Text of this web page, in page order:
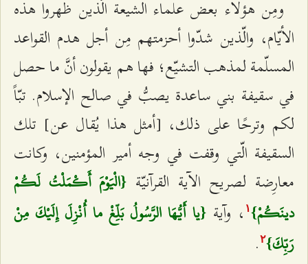
ومِن هؤلاء بعض علماء الشيعة الّذين ظهروا هذه
الأيّام، والّذين شدّوا أحزمتهم مِن أجل هدم القواعد
المسلّمة لمذهب التشيّع؛ فها هم يقولون أنَّ ما حصل
في سقيفة بني ساعدة يصبُّ في صالح الإسلام. تبّاً
لكم وترحًا على ذلك، [أمثل هذا يُقال عن] تلك
السقيفة الّتي وقفت في وجه أمير المؤمنين، وكانت
معارِضة لصريح الآية القرآنيّة {الْيَوْمَ أَكْمَلْتُ لَكُمْ
دينَكُمْ}۱ ، وآية {يا أَيُّهَا الرَّسُولُ بَلِّغْ ما أُنْزِلَ إِلَيْكَ مِنْ
رَبِّكَ}٢.